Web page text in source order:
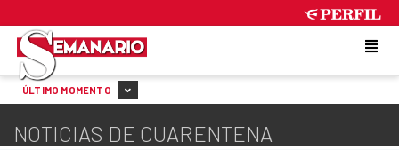
ÚLTIMO MOMENTO
NOTICIAS DE CUARENTENA